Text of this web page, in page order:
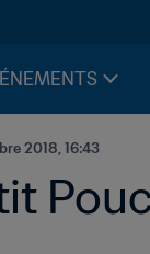
2018, 16:43